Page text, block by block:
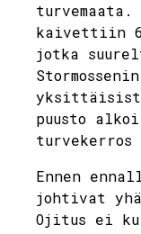
kaivettiin
jotka
puusto
turvekerros
Ennen
johtivat
Ojitus ei